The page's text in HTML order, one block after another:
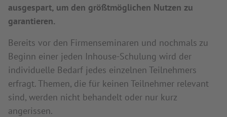
ausgespart, um den größtmöglichen Nutzen zu
garantieren.
Bereits vor den Firmenseminaren und nochmals zu
Beginn einer jeden Inhouse-Schulung wird der
individuelle Bedarf jedes einzelnen Teilnehmers
erfragt. Themen, die für keinen Teilnehmer relevant
sind, werden nicht behandelt oder nur kurz
angerissen.